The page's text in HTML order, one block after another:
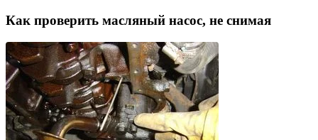
Как проверить масляный насос, не снимая